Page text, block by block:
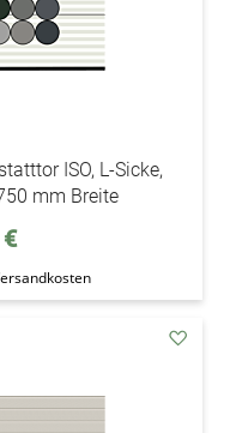
ISO, L-Sicke,
mm Breite